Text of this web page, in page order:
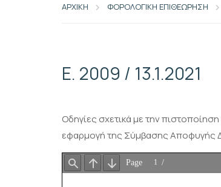
ΑΡΧΙΚΗ ΦΟΡΟΛΟΓΙΚΗ ΕΠΙΘΕΩΡΗΣΗ
Ε. 2009 / 13.1.2021
Οδηγίες σχετικά με την
εφαρμογή της Σύμβασης Αποφυγής